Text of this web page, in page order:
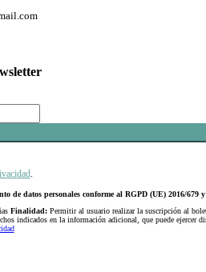
.
de datos personales conforme al RGPD (UE) 2016/679
Finalidad:Permitir al usuario realizar la suscripción al
indicados en la información adicional, que puede